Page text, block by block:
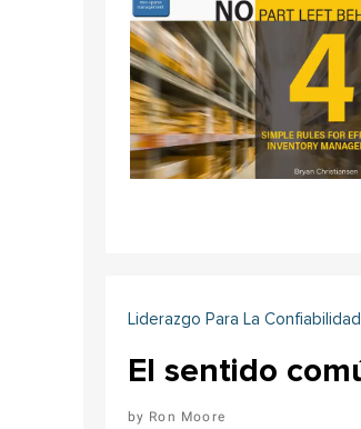
Liderazgo Para La Confiabilidad
El sentido
Ron Moore